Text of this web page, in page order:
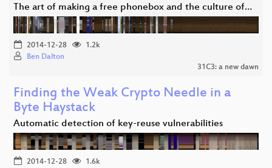
The art of making a free phonebox and the culture of…
2014-12-28
1.2k
Ben Dalton
31C3: a new dawn
Finding the Weak Crypto Needle in a
Byte Haystack
Automatic detection of key-reuse vulnerabilities
2014-12-28
1.6k